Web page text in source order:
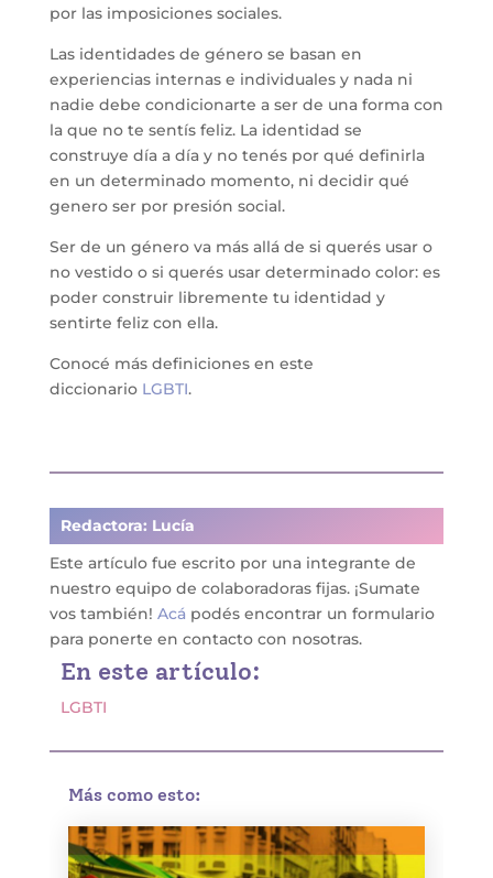
por las imposiciones sociales.
Las identidades de género se basan en
experiencias internas e individuales y nada ni
nadie debe condicionarte a ser de una forma con
la que no te sentís feliz. La identidad se
construye día a día y no tenés por qué definirla
en un determinado momento, ni decidir qué
genero ser por presión social.
Ser de un género va más allá de si querés usar o
no vestido o si querés usar determinado color: es
poder construir libremente tu identidad y
sentirte feliz con ella.
Conocé más definiciones en este
diccionario LGBTI.
Redactora: Lucía
Este artículo fue escrito por una integrante de
nuestro equipo de colaboradoras fijas. ¡Sumate
vos también! Acá podés encontrar un formulario
para ponerte en contacto con nosotras.
En este artículo:
LGBTI
Más como esto: